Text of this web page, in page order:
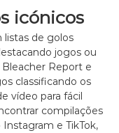
icónicos
listas de golos
jogos ou
Report e
classificando os
vídeo para fácil
compilações
e TikTok,